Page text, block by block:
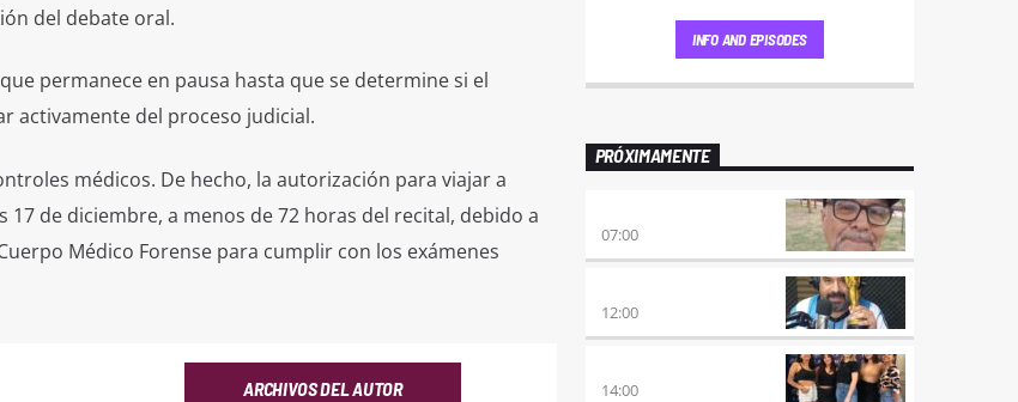
del debate oral.
permanece en pausa hasta que se determine si el
activamente del proceso judicial.
médicos. De hecho, la autorización para viajar a
de diciembre, a menos de 72 horas del recital, debido a
Médico Forense para cumplir con los exámenes
ARCHIVOS DEL AUTOR
INFO AND EPISODES
PRÓXIMAMENTE
07:00
12:00
14:00